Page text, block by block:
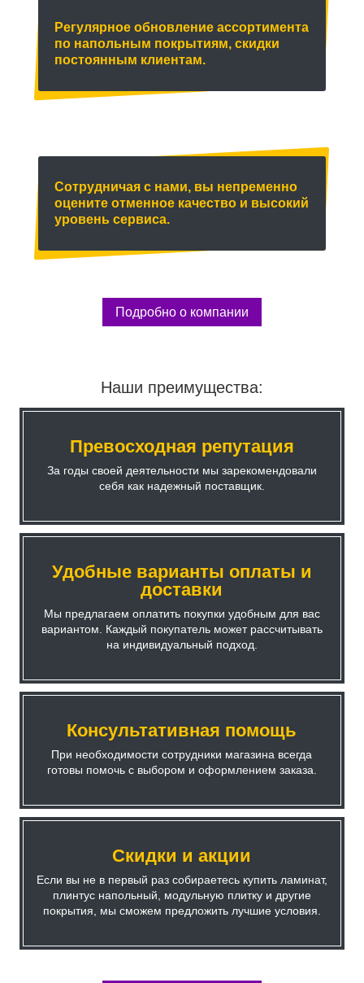
Регулярное обновление ассортимента
по напольным покрытиям, скидки
постоянным клиентам.
Сотрудничая с нами, вы непременно
оцените отменное качество и высокий
уровень сервиса.
Подробно о компании
Наши преимущества:
Превосходная репутация
За годы своей деятельности мы зарекомендовали
себя как надежный поставщик.
Удобные варианты оплаты и
доставки
Мы предлагаем оплатить покупки удобным для вас
вариантом. Каждый покупатель может рассчитывать
на индивидуальный подход.
Консультативная помощь
При необходимости сотрудники магазина всегда
готовы помочь с выбором и оформлением заказа.
Скидки и акции
Если вы не в первый раз собираетесь купить ламинат,
плинтус напольный, модульную плитку и другие
покрытия, мы сможем предложить лучшие условия.